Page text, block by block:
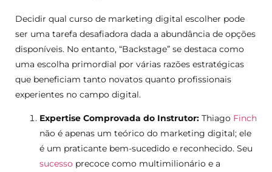
Decidir qual curso de marketing digital escolher pode
ser uma tarefa desafiadora dada a abundância de opções
disponíveis. No entanto, “Backstage” se destaca como
uma escolha primordial por várias razões estratégicas
que beneficiam tanto novatos quanto profissionais
experientes no campo digital.
Expertise Comprovada do Instrutor: Thiago Finch
não é apenas um teórico do marketing digital; ele
é um praticante bem-sucedido e reconhecido. Seu
sucesso precoce como multimilionário e a